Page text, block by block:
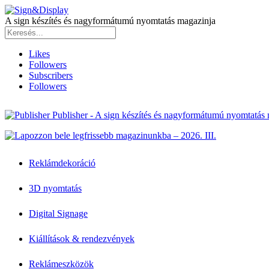
A sign készítés és nagyformátumú nyomtatás magazinja
Likes
Followers
Subscribers
Followers
Publisher - A sign készítés és nagyformátumú nyomtatás
Reklámdekoráció
3D nyomtatás
Digital Signage
Kiállítások & rendezvények
Reklámeszközök